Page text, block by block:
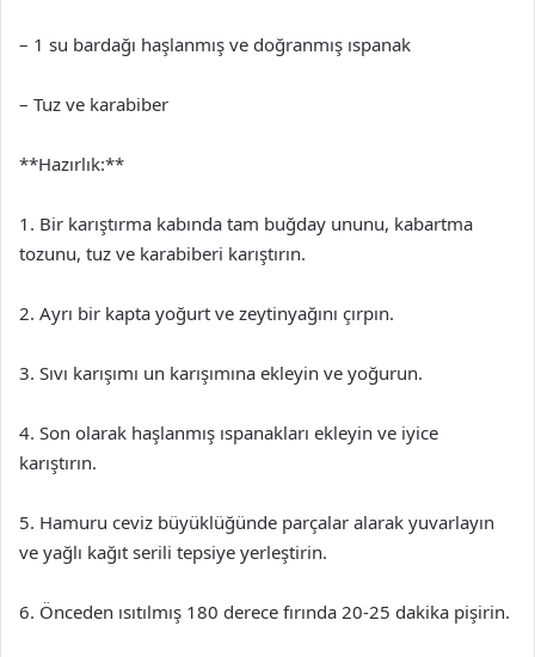
– 1 su bardağı haşlanmış ve doğranmış ıspanak
– Tuz ve karabiber
**Hazırlık:**
1. Bir karıştırma kabında tam buğday ununu, kabartma
tozunu, tuz ve karabiberi karıştırın.
2. Ayrı bir kapta yoğurt ve zeytinyağını çırpın.
3. Sıvı karışımı un karışımına ekleyin ve yoğurun.
4. Son olarak haşlanmış ıspanakları ekleyin ve iyice
karıştırın.
5. Hamuru ceviz büyüklüğünde parçalar alarak yuvarlayın
ve yağlı kağıt serili tepsiye yerleştirin.
6. Önceden ısıtılmış 180 derece fırında 20-25 dakika pişirin.